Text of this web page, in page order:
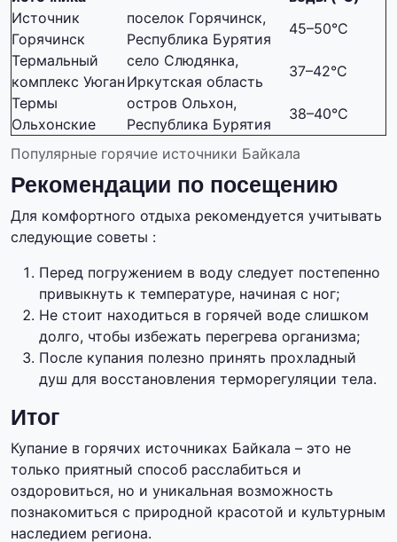
Популярные горячие источники Байкала
Источник
Горячинск
поселок Горячинск,
Республика Бурятия
45–50°C
Термальный
комплекс Уюган
село Слюдянка,
Иркутская область
37–42°C
Термы
Ольхонские
остров Ольхон,
Республика Бурятия
38–40°C
Рекомендации по посещению
Для комфортного отдыха рекомендуется учитывать
следующие советы :
Перед погружением в воду следует постепенно
привыкнуть к температуре, начиная с ног;
Не стоит находиться в горячей воде слишком
долго, чтобы избежать перегрева организма;
После купания полезно принять прохладный
душ для восстановления терморегуляции тела.
Итог
Купание в горячих источниках Байкала – это не
только приятный способ расслабиться и
оздоровиться, но и уникальная возможность
познакомиться с природной красотой и культурным
наследием региона.